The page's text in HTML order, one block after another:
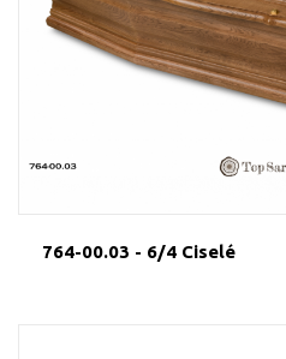
764-00.03 - 6/4 Ciselé